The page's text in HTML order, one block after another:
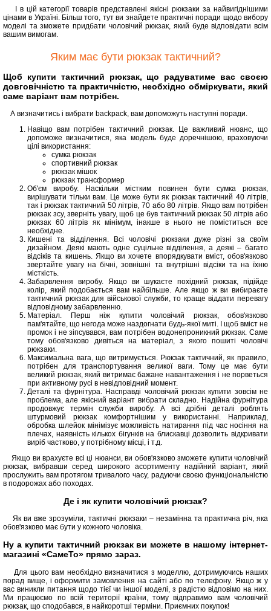
І в цій категорії товарів представлені якісні рюкзаки за найвигіднішими
цінами в Україні. Більш того, тут ви знайдете практичні поради щодо вибору
моделі та зможете придбати чоловічий рюкзак, який буде відповідати всім
вашим вимогам.
Яким має бути рюкзак тактичний?
Щоб купити тактичний рюкзак, що радуватиме вас своєю
довговічністю та практичністю, необхідно обміркувати, який
саме варіант вам потрібен.
А визначитись і вибрати backpack, вам допоможуть наступні поради.
Навіщо вам потрібен тактичний рюкзак. Це важливий нюанс, що
допоможе визначитися, яка модель буде доречнішою, враховуючи
цілі використання:
сумка рюкзак
спортивний рюкзак
рюкзак мішок
рюкзак трансформер
Об'єм виробу. Наскільки містким повинен бути сумка рюкзак,
вирішувати тільки вам. Це може бути як рюкзак тактичний 40 літрів,
так і рюкзак тактичний 50 літрів, 70 або 80 літрів. Якщо вам потрібен
рюкзак зсу, зверніть увагу, щоб це був тактичний рюкзак 50 літрів або
рюкзак 60 літрів як мінімум, інакше в нього не поміститься все
необхідне.
Кишені та відділення. Всі чоловічі рюкзаки дуже різні за своїм
дизайном. Деякі мають одне суцільне відділення, а деякі – багато
відсіків та кишень. Якщо ви хочете впорядкувати вміст, обов'язково
звертайте увагу на бічні, зовнішні та внутрішні відсіки та на їхню
місткість.
Забарвлення виробу. Якщо ви шукаєте похідний рюкзак, підійде
колір, який подобається вам найбільше. Але якщо ж ви вибираєте
тактичний рюкзак для військової служби, то краще віддати перевагу
відповідному забарвленню.
Матеріал. Перш ніж купити чоловічий рюкзак, обов'язково
пам'ятайте, що негода може наздогнати будь-якої миті. І щоб вміст не
промок і не зіпсувався, вам потрібен водонепроникний рюкзак. Саме
тому обов'язково дивіться на матеріал, з якого пошиті чоловічі
рюкзаки.
Максимальна вага, що витримується. Рюкзак тактичний, як правило,
потрібен для транспортування великої ваги. Тому це має бути
великий рюкзак, який витримає бажане навантаження і не порветься
при активному русі в невідповідний момент.
Деталі та фурнітура. Насправді чоловічий рюкзак купити зовсім не
проблема, але якісний варіант вибрати складно. Надійна фурнітура
продовжує термін служби виробу. А всі дрібні деталі роблять
штурмовий рюкзак комфортнішим у використанні. Наприклад,
обробка шлейок мінімізує можливість натирання під час носіння на
плечах, наявність кількох бігунків на блискавці дозволить відкривати
виріб частково, у потрібному місці, і т.д.
Якщо ви врахуєте всі ці нюанси, ви обов'язково зможете купити чоловічий
рюкзак, вибравши серед широкого асортименту надійний варіант, який
прослужить вам протягом тривалого часу, радуючи своєю функціональністю
в подорожах або походах.
Де і як купити чоловічий рюкзак?
Як ви вже зрозуміли, тактичні рюкзаки – незамінна та практична річ, яка
обов'язково має бути у кожного чоловіка.
Ну а купити тактичний рюкзак ви можете в нашому інтернет-
магазині «СамеТо» прямо зараз.
Для цього вам необхідно визначитися з моделлю, дотримуючись наших
порад вище, і оформити замовлення на сайті або по телефону. Якщо ж у
вас виникли питання щодо тієї чи іншої моделі, з радістю відповімо на них.
Ми працюємо по всій території країни, тому відправимо вам чоловічий
рюкзак, що сподобався, в найкоротші терміни. Приємних покупок!